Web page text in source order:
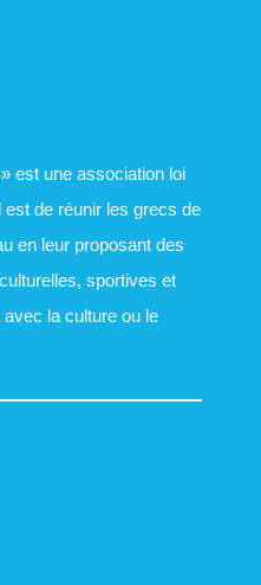
est une association loi
est de réunir les grecs de
en leur proposant des
sportives et
la culture ou le